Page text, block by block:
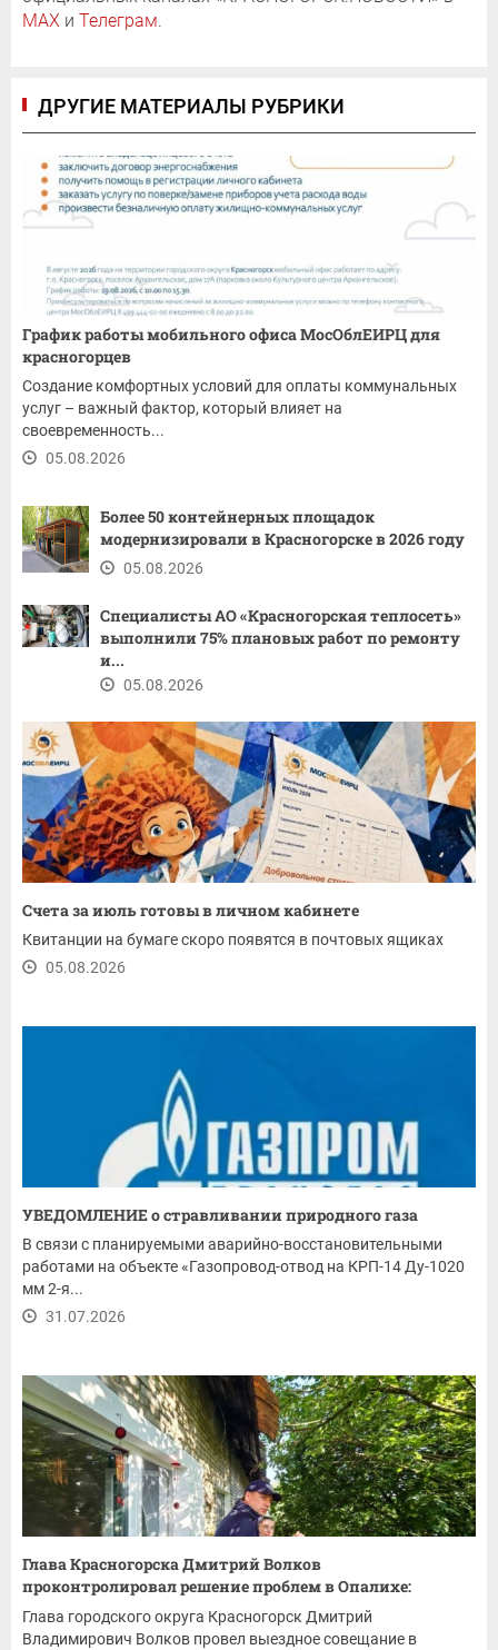
MAX и Телеграм.
ДРУГИЕ МАТЕРИАЛЫ РУБРИКИ
График работы мобильного офиса МосОблЕИРЦ для
красногорцев
Создание комфортных условий для оплаты коммунальных
услуг – важный фактор, который влияет на
своевременность...
05.08.2026
Более 50 контейнерных площадок
модернизировали в Красногорске в 2026 году
05.08.2026
Специалисты АО «Красногорская теплосеть»
выполнили 75% плановых работ по ремонту
и...
05.08.2026
Счета за июль готовы в личном кабинете
Квитанции на бумаге скоро появятся в почтовых ящиках
05.08.2026
УВЕДОМЛЕНИЕ о стравливании природного газа
В связи с планируемыми аварийно-восстановительными
работами на объекте «Газопровод-отвод на КРП-14 Ду-1020
мм 2-я...
31.07.2026
Глава Красногорска Дмитрий Волков
проконтролировал решение проблем в Опалихе:
ремонт...
Глава городского округа Красногорск Дмитрий
Владимирович Волков провел выездное совещание в